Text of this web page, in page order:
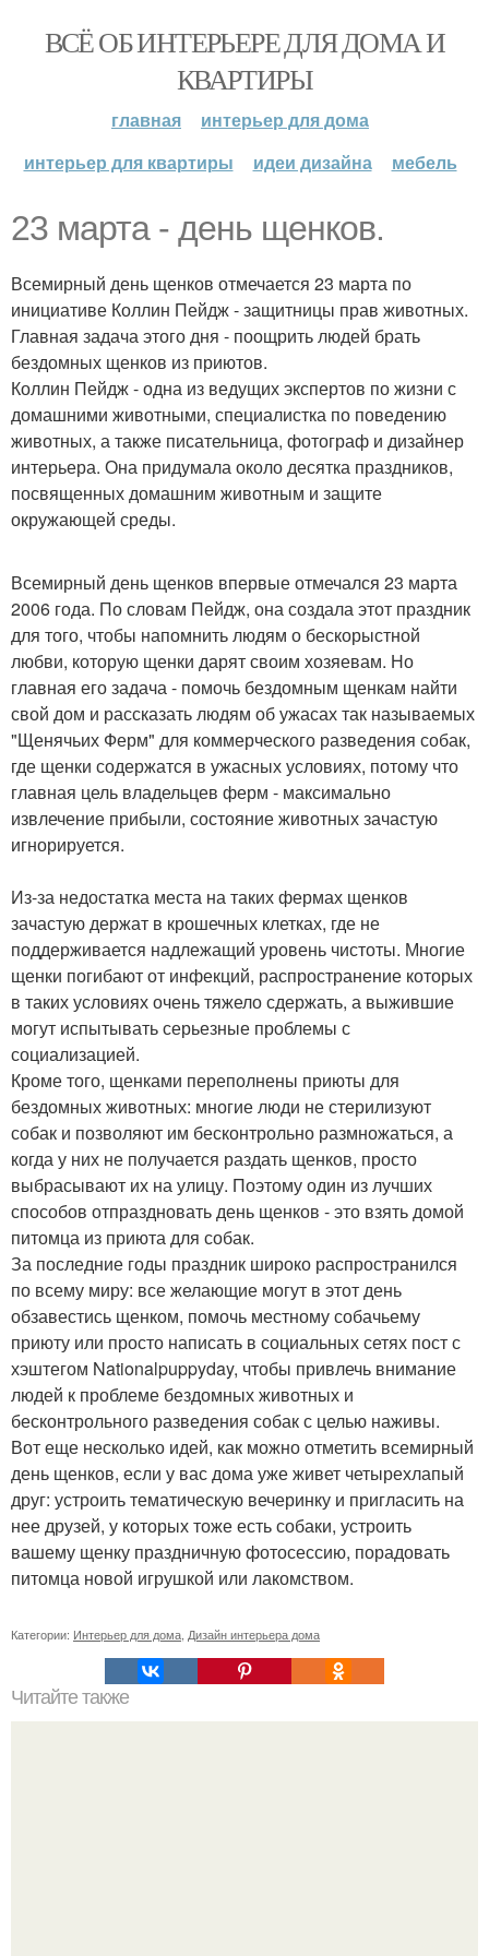
ВСЁ ОБ ИНТЕРЬЕРЕ ДЛЯ ДОМА И
КВАРТИРЫ
главная
интерьер для дома
интерьер для квартиры
идеи дизайна мебель
23 марта - день щенков.
Всемирный день щенков отмечается 23 марта по
инициативе Коллин Пейдж - защитницы прав животных.
Главная задача этого дня - поощрить людей брать
бездомных щенков из приютов.
Коллин Пейдж - одна из ведущих экспертов по жизни с
домашними животными, специалистка по поведению
животных, а также писательница, фотограф и дизайнер
интерьера. Она придумала около десятка праздников,
посвященных домашним животным и защите
окружающей среды.
Всемирный день щенков впервые отмечался 23 марта
2006 года. По словам Пейдж, она создала этот праздник
для того, чтобы напомнить людям о бескорыстной
любви, которую щенки дарят своим хозяевам. Но
главная его задача - помочь бездомным щенкам найти
свой дом и рассказать людям об ужасах так называемых
"Щенячьих Ферм" для коммерческого разведения собак,
где щенки содержатся в ужасных условиях, потому что
главная цель владельцев ферм - максимально
извлечение прибыли, состояние животных зачастую
игнорируется.
Из-за недостатка места на таких фермах щенков
зачастую держат в крошечных клетках, где не
поддерживается надлежащий уровень чистоты. Многие
щенки погибают от инфекций, распространение которых
в таких условиях очень тяжело сдержать, а выжившие
могут испытывать серьезные проблемы с
социализацией.
Кроме того, щенками переполнены приюты для
бездомных животных: многие люди не стерилизуют
собак и позволяют им бесконтрольно размножаться, а
когда у них не получается раздать щенков, просто
выбрасывают их на улицу. Поэтому один из лучших
способов отпраздновать день щенков - это взять домой
питомца из приюта для собак.
За последние годы праздник широко распространился
по всему миру: все желающие могут в этот день
обзавестись щенком, помочь местному собачьему
приюту или просто написать в социальных сетях пост с
хэштегом Nationalpuppyday, чтобы привлечь внимание
людей к проблеме бездомных животных и
бесконтрольного разведения собак с целью наживы.
Вот еще несколько идей, как можно отметить всемирный
день щенков, если у вас дома уже живет четырехлапый
друг: устроить тематическую вечеринку и пригласить на
нее друзей, у которых тоже есть собаки, устроить
вашему щенку праздничную фотосессию, порадовать
питомца новой игрушкой или лакомством.
Категории: Интерьер для дома Дизайн интерьера дома
Читайте также